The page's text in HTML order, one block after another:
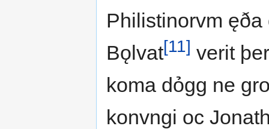
Philistinorvm
Bǫlvat[11] verit
koma dỏgg ne
konvngi oc